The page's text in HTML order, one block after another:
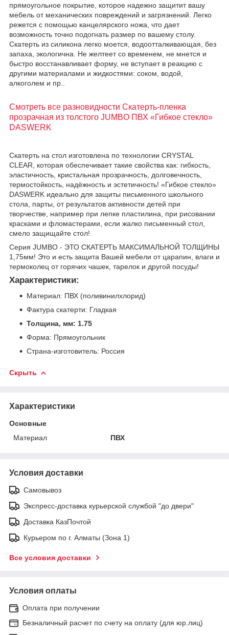
прямоугольное покрытие, которое надежно защитит вашу
мебель от механических повреждений и загрязнений. Легко
режется с помощью канцелярского ножа, что дает
возможность точно подогнать размер по вашему столу.
Скатерть из силикона легко моется, водоотталкивающая, без
запаха, экологична. Не желтеет со временем, не мнется и
быстро восстанавливает форму, не вступает в реакцию с
другими материалами и жидкостями: соком, водой,
алкоголем и пр..
Смотреть все разновидности Скатерть-пленка
прозрачная из толстого JUMBO ПВХ «Гибкое стекло»
DASWERK
Скатерть на стол изготовлена по технологии CRYSTAL
CLEAR, которая обеспечивает такие свойства как: гибкость,
эластичность, кристальная прозрачность, долговечность,
термостойкость, надёжность и эстетичность! «Гибкое стекло»
DASWERK идеально для защиты письменного школьного
стола, парты, от результатов активности детей при
творчестве, например при лепке пластилина, при рисовании
красками и фломастерами, если жалко письменный стол,
смело защищайте стол!
Серия JUMBO - ЭТО СКАТЕРТЬ МАКСИМАЛЬНОЙ ТОЛЩИНЫ
1,75мм! Это и есть защита Вашей мебели от царапин, влаги и
термоколец от горячих чашек, тарелок и другой посуды!
Характеристики:
Материал: ПВХ (поливинилхлорид)
Фактура скатерти: Гладкая
Толщина, мм: 1.75
Форма: Прямоугольник
Страна-изготовитель: Россия
Скрыть
Характеристики
Основные
Материал
ПВХ
Условия доставки
Самовывоз
Экспресс-доставка курьерской службой "до двери"
Доставка КазПочтой
Курьером по г. Алматы (Зона 1)
Все условия доставки
Условия оплаты
Оплата при получении
Безналичный расчет по счету на оплату (для юр.лиц)